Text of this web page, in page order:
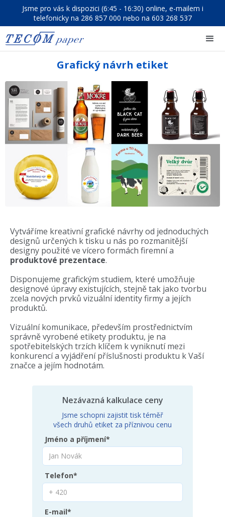
Jsme pro vás k dispozici (6:45 - 16:30) online, e-mailem i
telefonicky na 286 857 000 nebo na 603 268 537
Grafický návrh etiket
Vytváříme kreativní grafické návrhy od jednoduchých
designů určených k tisku u nás po rozmanitější
designy použité ve vícero formách firemní a
produktové prezentace.
Disponujeme grafickým studiem, které umožňuje
designové úpravy existujících, stejně tak jako tvorbu
zcela nových prvků vizuální identity firmy a jejích
produktů.
Vizuální komunikace, především prostřednictvím
správně vyrobené etikety produktu, je na
spotřebitelských trzích klíčem k vyniknutí mezi
konkurencí a vyjádření příslušnosti produktu k Vaší
značce a jejím hodnotám.
Nezávazná kalkulace ceny
Jsme schopni zajistit tisk téměř
všech druhů etiket za příznivou cenu
Jméno a příjmení*
Telefon*
E-mail*